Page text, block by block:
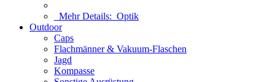
Mehr Details: Optik
Outdoor
Caps
Flachmänner & Vakuum-Flaschen
Jagd
Kompasse